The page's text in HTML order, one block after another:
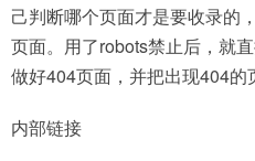
己判断哪个页面才是要收录的
页面。用了robots禁止后，就
做好404页面，并把出现404的
内部链接